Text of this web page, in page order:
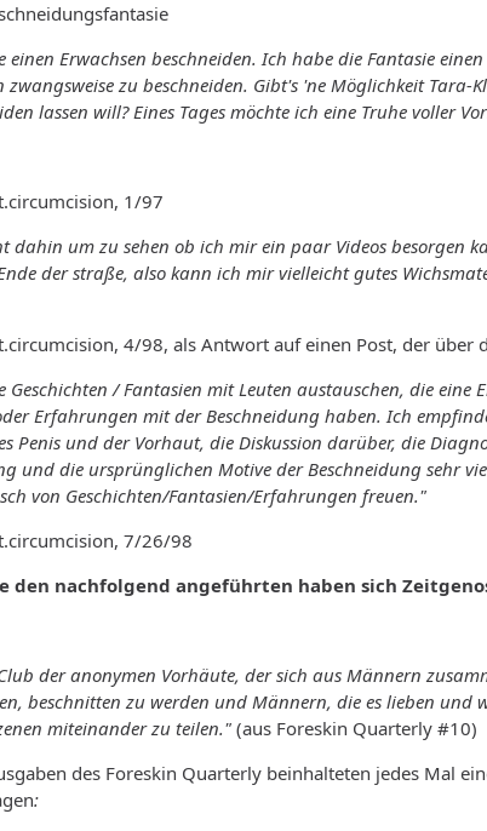
einen Erwachsen beschneiden. Ich habe die Fantasie
zu beschneiden. Gibt's 'ne Möglichkeit Tara-
lassen will? Eines Tages möchte ich eine Truhe voller
1/97
dahin um zu sehen ob ich mir ein paar Videos besorgen
der straße, also kann ich mir vielleicht gutes
4/98, als Antwort auf einen Post, der
Geschichten / Fantasien mit Leuten austauschen, die eine
Erfahrungen mit der Beschneidung haben. Ich
Penis und der Vorhaut, die Diskussion darüber, die
und die ursprünglichen Motive der Beschneidung sehr
von Geschichten/Fantasien/Erfahrungen freuen."
7/26/98
den nachfolgend angeführten haben sich
der anonymen Vorhäute, der sich aus Männern
beschnitten zu werden und Männern, die es lieben und
miteinander zu teilen." (aus Foreskin Quarterly #10)
des Foreskin Quarterly beinhalteten jedes Mal
: